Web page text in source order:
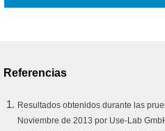
Referencias
Resultados obtenidos durante las
Noviembre de 2013 por Use-Lab